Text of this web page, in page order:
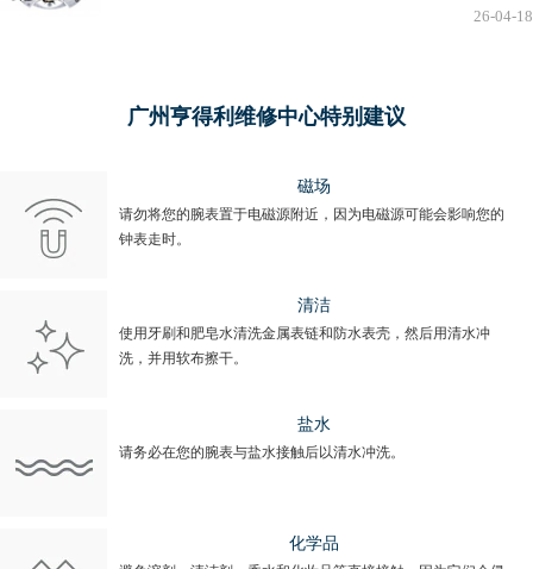
26-04-18
广州亨得利维修中心特别建议
磁场
请勿将您的腕表置于电磁源附近，因为电磁源可能会影响您的
钟表走时。
清洁
使用牙刷和肥皂水清洗金属表链和防水表壳，然后用清水冲
洗，并用软布擦干。
盐水
请务必在您的腕表与盐水接触后以清水冲洗。
化学品